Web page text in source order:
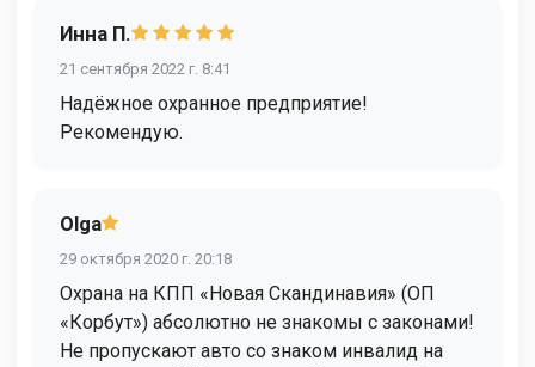
Инна П.
21 сентября 2022 г. 8:41
Надёжное охранное предприятие!
Рекомендую.
Olga
29 октября 2020 г. 20:18
Охрана на КПП «Новая Скандинавия» (ОП
«Корбут») абсолютно не знакомы с законами!
Не пропускают авто со знаком инвалид на